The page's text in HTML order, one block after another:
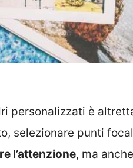
personalizzati è
selezionare punti
l’attenzione, ma